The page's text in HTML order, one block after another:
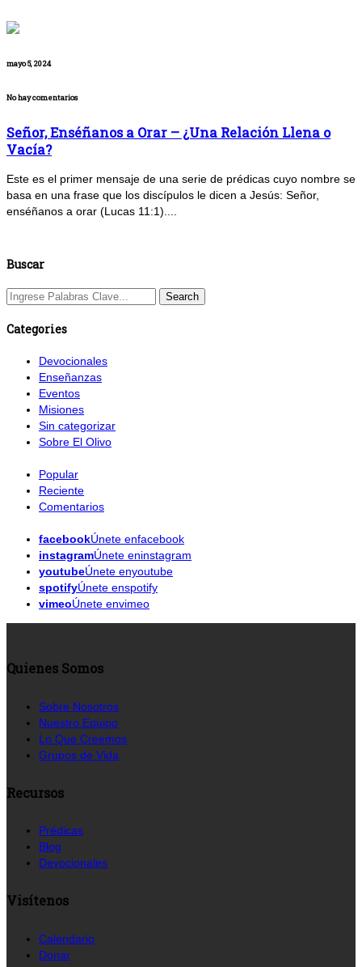
mayo 5, 2024
No hay comentarios
Señor, Enséñanos a Orar – ¿Una Relación Llena o
Vacía?
Este es el primer mensaje de una serie de prédicas cuyo nombre se
basa en una frase que los discípulos le dicen a Jesús: Señor,
enséñanos a orar (Lucas 11:1)....
Buscar
Categories
Devocionales
Enseñanzas
Eventos
Misiones
Sin categorizar
Sobre El Olivo
Popular
Reciente
Comentarios
facebookÚnete enfacebook
instagramÚnete eninstagram
youtubeÚnete enyoutube
spotifyÚnete enspotify
vimeoÚnete envimeo
Quienes Somos
Sobre Nosotros
Nuestro Equipo
Lo Que Creemos
Grupos de Vida
Recursos
Prédicas
Blog
Devocionales
Visítenos
Calendario
Donar